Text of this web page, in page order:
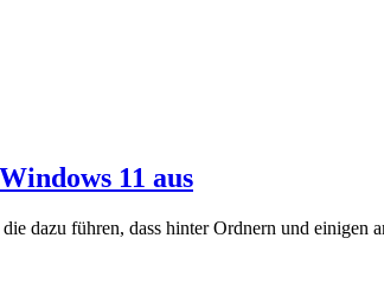
11 aus
dazu führen, dass hinter Ordnern und einigen